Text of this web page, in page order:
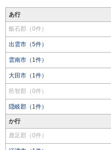
あ行
飯石郡（0件）
出雲市（5件）
雲南市（1件）
大田市（1件）
邑智郡（0件）
隠岐郡（1件）
か行
鹿足郡（0件）